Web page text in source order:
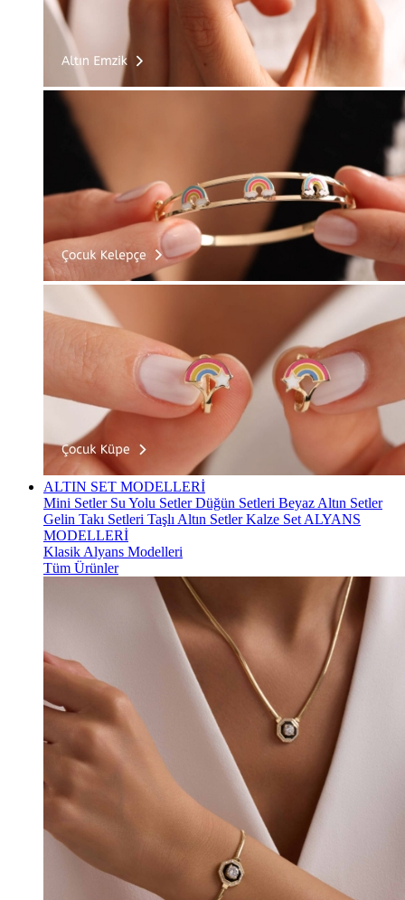
ALTIN SET MODELLERİ
Mini Setler Su Yolu SetlerDüğün Setleri Beyaz Altın Setler
Gelin Takı Setleri Taşlı Altın SetlerKalze Set ALYANS
MODELLERİ
Klasik Alyans Modelleri
Tüm Ürünler